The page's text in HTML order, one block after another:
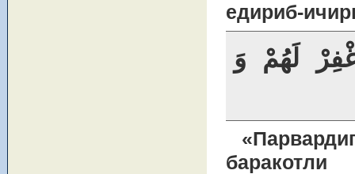
едириб-
لَهُمْ وَ